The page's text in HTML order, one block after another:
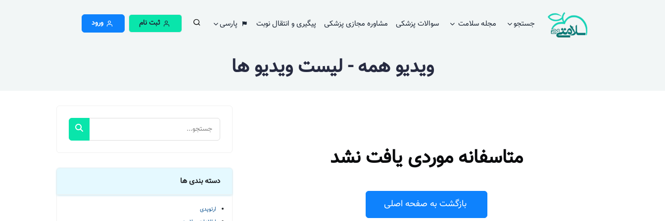
جستجو مجله سلامت سوالات پزشکی مشاوره مجازی پزشکی پیگیری و انتقال نوبت پارسی ثبت نام ورود
ویدیو همه - لیست ویدیو ها
متاسفانه موردی یافت نشد
بازگشت به صفحه اصلی
دسته بندی ها
ارتوپدی